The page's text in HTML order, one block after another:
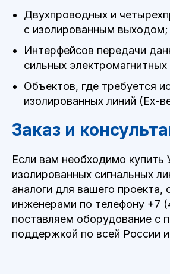
Двухпроводных и
с изолированным выходом;
Интерфейсов передачи
сильных
Объектов, где требуется
изолированных линий (Ex-
Заказ и
Если вам необходимо
изолированных сигнальных
аналоги для вашего
инженерами по телефону +7
поставляем оборудование с
поддержкой по всей России